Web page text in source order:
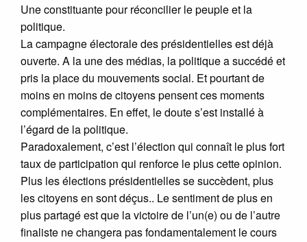
Une constituante pour réconcilier le peuple et la
politique.
La campagne électorale des présidentielles est déjà
ouverte. A la une des médias, la politique a succédé et
pris la place du mouvements social. Et pourtant de
moins en moins de citoyens pensent ces moments
complémentaires. En effet, le doute s’est installé à
l’égard de la politique.
Paradoxalement, c’est l’élection qui connaît le plus fort
taux de participation qui renforce le plus cette opinion.
Plus les élections présidentielles se succèdent, plus
les citoyens en sont déçus.. Le sentiment de plus en
plus partagé est que la victoire de l’un(e) ou de l’autre
finaliste ne changera pas fondamentalement le cours